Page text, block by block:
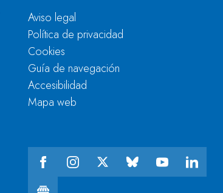
Aviso legal
Política de privacidad
Cookies
Guía de navegación
Accesibilidad
Mapa web